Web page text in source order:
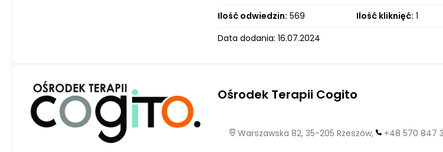
Ilość odwiedzin: 569 Ilość kliknięć: 1
Data dodania: 16.07.2024
Ośrodek Terapii Cogito
Warszawska 82, 35-205 Rzeszów, +48 570 847